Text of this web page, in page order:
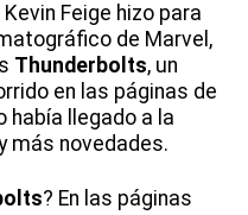
Feige hizo para
de Marvel,
Thunderbolts, un
en las páginas de
había llegado a la
más novedades.
? En las páginas